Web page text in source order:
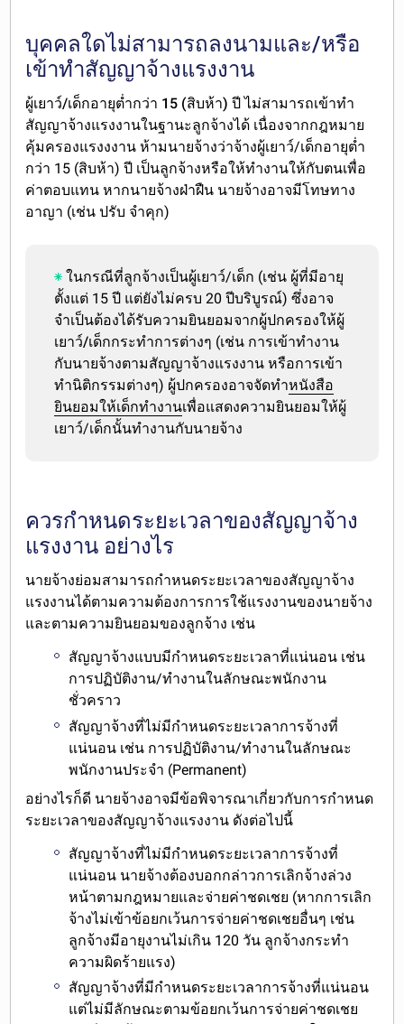
บุคคลใดไม่สามารถลงนามและ/หรือ
เข้าทำสัญญาจ้างแรงงาน
ผู้เยาว์/เด็กอายุต่ำกว่า 15 (สิบห้า) ปี ไม่สามารถเข้าทำ
สัญญาจ้างแรงงานในฐานะลูกจ้างได้ เนื่องจากกฎหมาย
คุ้มครองแรงงงาน ห้ามนายจ้างว่าจ้างผู้เยาว์/เด็กอายุต่ำ
กว่า 15 (สิบห้า) ปี เป็นลูกจ้างหรือให้ทำงานให้กับตนเพื่อ
ค่าตอบแทน หากนายจ้างฝ่าฝืน นายจ้างอาจมีโทษทาง
อาญา (เช่น ปรับ จำคุก)
ในกรณีที่ลูกจ้างเป็นผู้เยาว์/เด็ก (เช่น ผู้ที่มีอายุ
ตั้งแต่ 15 ปี แต่ยังไม่ครบ 20 ปีบริบูรณ์) ซึ่งอาจ
จำเป็นต้องได้รับความยินยอมจากผู้ปกครองให้ผู้
เยาว์/เด็กกระทำการต่างๆ (เช่น การเข้าทำงาน
กับนายจ้างตามสัญญาจ้างแรงงาน หรือการเข้า
ทำนิติกรรมต่างๆ) ผู้ปกครองอาจจัดทำหนังสือ
ยินยอมให้เด็กทำงานเพื่อแสดงความยินยอมให้ผู้
เยาว์/เด็กนั้นทำงานกับนายจ้าง
ควรกำหนดระยะเวลาของสัญญาจ้าง
แรงงาน อย่างไร
นายจ้างย่อมสามารถกำหนดระยะเวลาของสัญญาจ้าง
แรงงานได้ตามความต้องการการใช้แรงงานของนายจ้าง
และตามความยินยอมของลูกจ้าง เช่น
สัญญาจ้างแบบมีกำหนดระยะเวลาที่แน่นอน เช่น
การปฏิบัติงาน/ทำงานในลักษณะพนักงาน
ชั่วคราว
สัญญาจ้างที่ไม่มีกำหนดระยะเวลาการจ้างที่
แน่นอน เช่น การปฏิบัติงาน/ทำงานในลักษณะ
พนักงานประจำ (Permanent)
อย่างไรก็ดี นายจ้างอาจมีข้อพิจารณาเกี่ยวกับการกำหนด
ระยะเวลาของสัญญาจ้างแรงงาน ดังต่อไปนี้
สัญญาจ้างที่ไม่มีกำหนดระยะเวลาการจ้างที่
แน่นอน นายจ้างต้องบอกกล่าวการเลิกจ้างล่วง
หน้าตามกฎหมายและจ่ายค่าชดเชย (หากการเลิก
จ้างไม่เข้าข้อยกเว้นการจ่ายค่าชดเชยอื่นๆ เช่น
ลูกจ้างมีอายุงานไม่เกิน 120 วัน ลูกจ้างกระทำ
ความผิดร้ายแรง)
สัญญาจ้างที่มีกำหนดระยะเวลาการจ้างที่แน่นอน
แต่ไม่มีลักษณะตามข้อยกเว้นการจ่ายค่าชดเชย